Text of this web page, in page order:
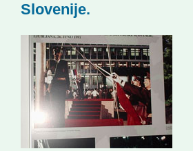
Novi odmev – naše glasilo
Izdavaštvo
Korisne informacije
Slovenije.